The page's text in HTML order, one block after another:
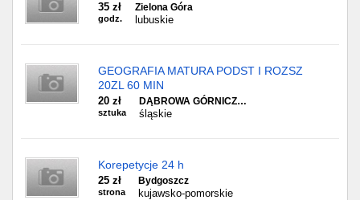
35 zł
godz.
Zielona Góra
lubuskie
GEOGRAFIA MATURA PODST I ROZSZ
20ZL 60 MIN
20 zł
sztuka
DĄBROWA GÓRNICZ…
śląskie
Korepetycje 24 h
25 zł
strona
Bydgoszcz
kujawsko-pomorskie